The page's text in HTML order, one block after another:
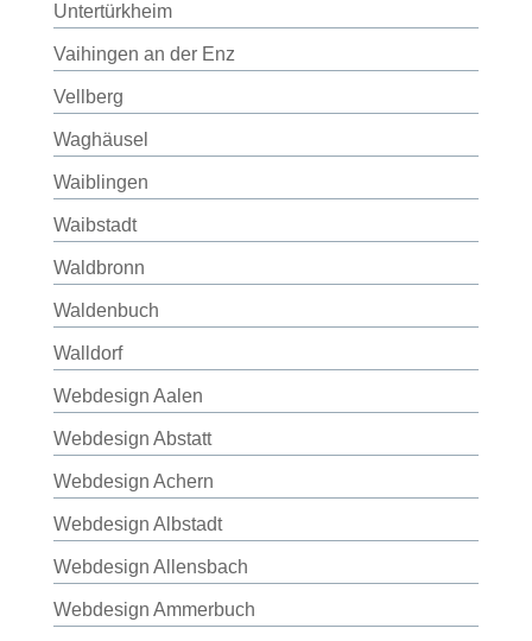
Untertürkheim
Vaihingen an der Enz
Vellberg
Waghäusel
Waiblingen
Waibstadt
Waldbronn
Waldenbuch
Walldorf
Webdesign Aalen
Webdesign Abstatt
Webdesign Achern
Webdesign Albstadt
Webdesign Allensbach
Webdesign Ammerbuch